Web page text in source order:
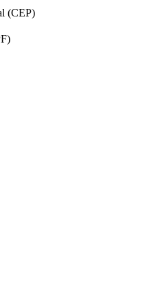
(CEP)